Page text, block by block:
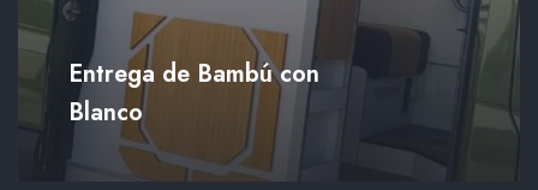
Entrega de Bambú con
Blanco